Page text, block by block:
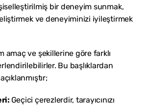
bir deneyim sunmak,
ve deneyiminizi iyileştirmek
amaç ve şekillerine göre farklı
Bu başlıklardan
Geçici çerezlerdir, tarayıcınızı